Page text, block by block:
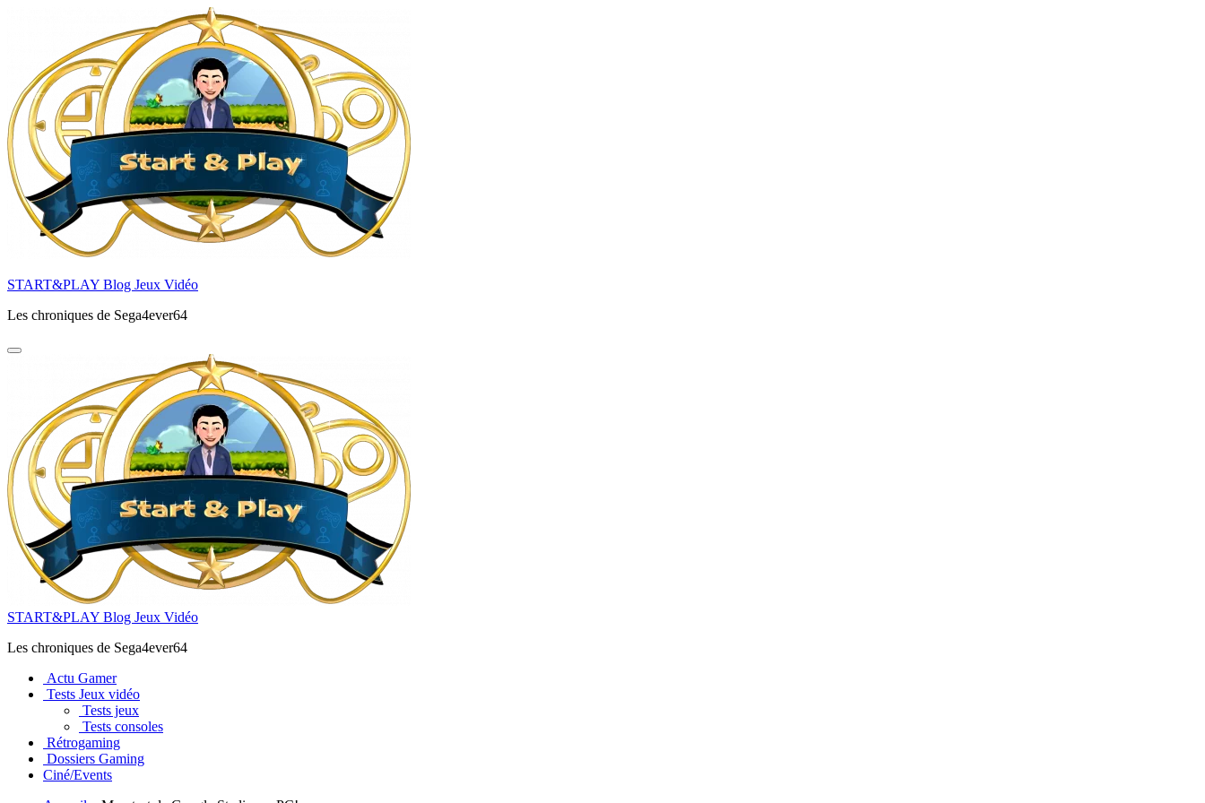
principal
START&PLAY Blog Jeux Vidéo
Les chroniques de Sega4ever64
START&PLAY Blog Jeux Vidéo
Les chroniques de Sega4ever64
Actu Gamer
Tests Jeux vidéo
Tests jeux
Tests consoles
Rétrogaming
Dossiers Gaming
Ciné/Events